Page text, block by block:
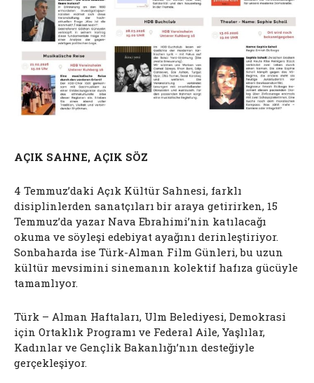
AÇIK SAHNE, AÇIK SÖZ
4 Temmuz’daki Açık Kültür Sahnesi, farklı
disiplinlerden sanatçıları bir araya getirirken, 15
Temmuz’da yazar Nava Ebrahimi’nin katılacağı
okuma ve söyleşi edebiyat ayağını derinleştiriyor.
Sonbaharda ise Türk-Alman Film Günleri, bu uzun
kültür mevsimini sinemanın kolektif hafıza gücüyle
tamamlıyor.
Türk – Alman Haftaları, Ulm Belediyesi, Demokrasi
için Ortaklık Programı ve Federal Aile, Yaşlılar,
Kadınlar ve Gençlik Bakanlığı’nın desteğiyle
gerçekleşiyor.